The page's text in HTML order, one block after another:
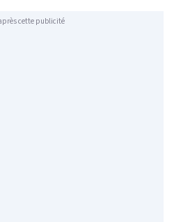
cette publicité